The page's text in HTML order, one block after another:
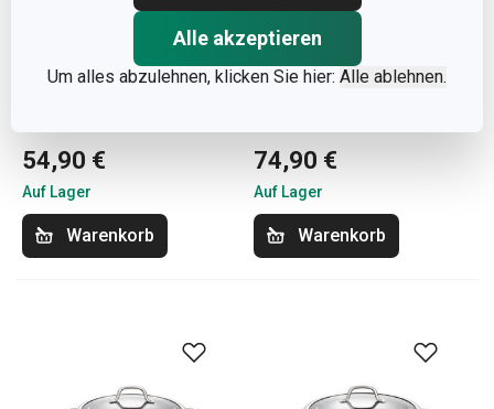
Alle akzeptieren
Um alles abzulehnen, klicken Sie hier: Alle ablehnen.
Stielkasserolle
54,90 €
Auf Lager
Warenkorb
Versandkostenfrei
Tiefe Bratpfanne
74,90 €
Auf Lager
Warenkorb